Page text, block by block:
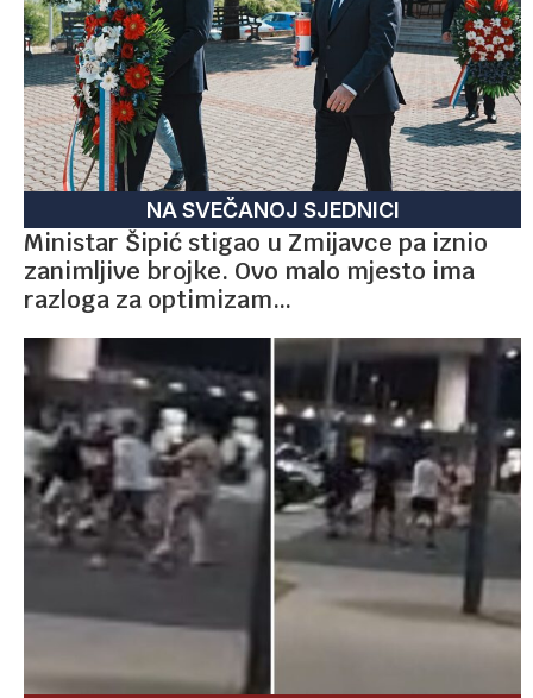
NA SVEČANOJ SJEDNICI
Ministar Šipić stigao u Zmijavce pa iznio
zanimljive brojke. Ovo malo mjesto ima
razloga za optimizam…